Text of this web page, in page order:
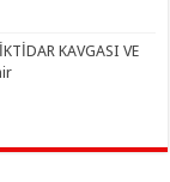
KAVGASI VE